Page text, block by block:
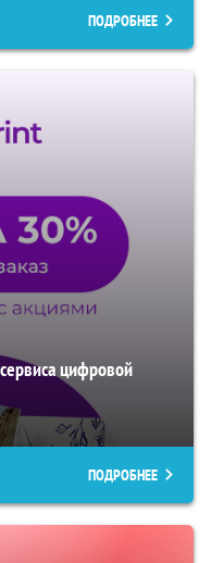
ПОДРОБНЕЕ
цифровой
ПОДРОБНЕЕ